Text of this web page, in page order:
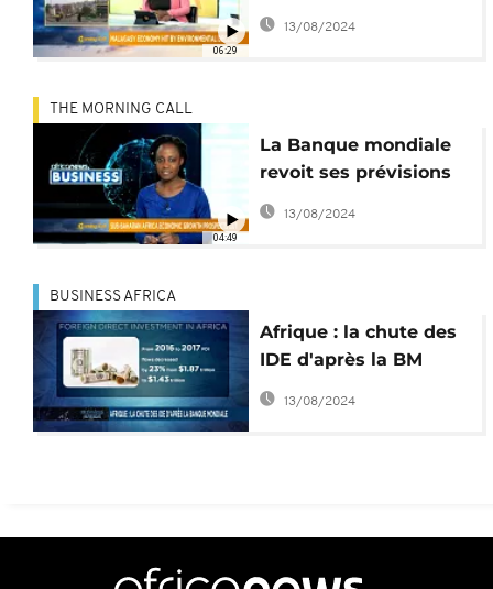
06:29
paye un lourd tribut
[The Morning Call]
13/08/2024
04:49
THE MORNING CALL
La Banque mondiale
revoit ses prévisions
de croissance en
Afrique
13/08/2024
BUSINESS AFRICA
Afrique : la chute des
IDE d'après la BM
[Business Africa]
13/08/2024